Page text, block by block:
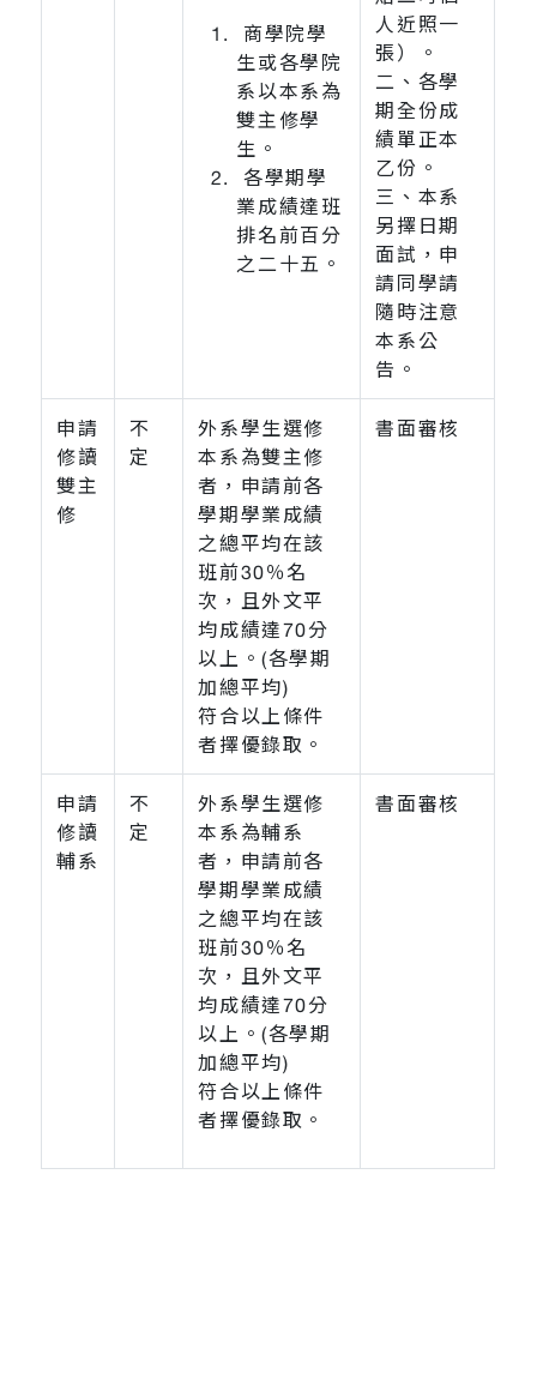
商學院學
生或各學院
系以本系為
雙主修學
生。
各學期學
業成績達班
排名前百分
之二十五。
人近照一
張）。
二、各學
期全份成
績單正本
乙份。
三、本系
另擇日期
面試，申
請同學請
隨時注意
本系公
告。
申請
修讀
雙主
修
不
定
外系學生選修
本系為雙主修
者，申請前各
學期學業成績
之總平均在該
班前30％名
次，且外文平
均成績達70分
以上。(各學期
加總平均)
符合以上條件
者擇優錄取。
書面審核
申請
修讀
輔系
不
定
外系學生選修
本系為輔系
者，申請前各
學期學業成績
之總平均在該
班前30％名
次，且外文平
均成績達70分
以上。(各學期
加總平均)
符合以上條件
者擇優錄取。
書面審核